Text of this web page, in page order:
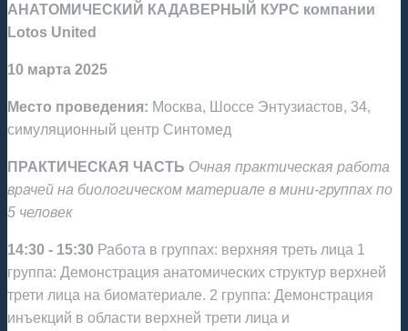
АНАТОМИЧЕСКИЙ КАДАВЕРНЫЙ КУРС компании
Lotos United
10 марта 2025
Место проведения: Москва, Шоссе Энтузиастов, 34,
симуляционный центр Синтомед
ПРАКТИЧЕСКАЯ ЧАСТЬ Очная практическая работа
врачей на биологическом материале в мини-группах по
5 человек
14:30 - 15:30 Работа в группах: верхняя треть лица 1
группа: Демонстрация анатомических структур верхней
трети лица на биоматериале. 2 группа: Демонстрация
инъекций в области верхней трети лица и